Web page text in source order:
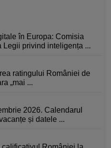
în Europa: Comisia
Legii privind inteligența ...
ratingului României de
„mai ...
2026. Calendarul
și datele ...